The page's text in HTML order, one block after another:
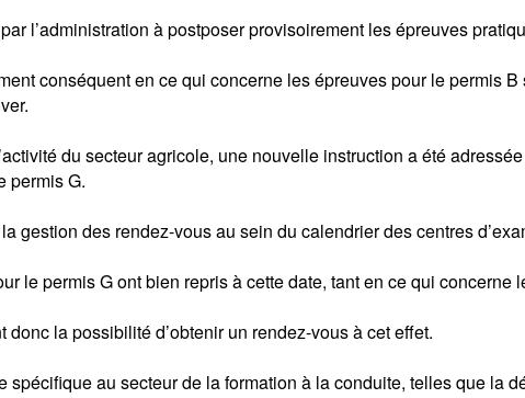
l’administration à postposer provisoirement les épreuves
conséquent en ce qui concerne les épreuves pour le permis
du secteur agricole, une nouvelle instruction a été
permis G.
gestion des rendez-vous au sein du calendrier des centres
le permis G ont bien repris à cette date, tant en ce qui concerne
la possibilité d’obtenir un rendez-vous à cet effet.
au secteur de la formation à la conduite, telles que la